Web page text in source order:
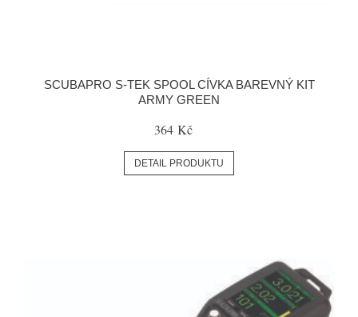
SCUBAPRO S-TEK SPOOL CÍVKA BAREVNÝ KIT
ARMY GREEN
364 Kč
DETAIL PRODUKTU